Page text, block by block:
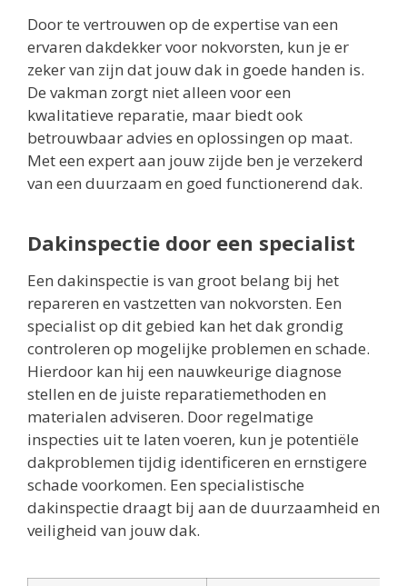
Door te vertrouwen op de expertise van een
ervaren dakdekker voor nokvorsten, kun je er
zeker van zijn dat jouw dak in goede handen is.
De vakman zorgt niet alleen voor een
kwalitatieve reparatie, maar biedt ook
betrouwbaar advies en oplossingen op maat.
Met een expert aan jouw zijde ben je verzekerd
van een duurzaam en goed functionerend dak.
Dakinspectie door een specialist
Een dakinspectie is van groot belang bij het
repareren en vastzetten van nokvorsten. Een
specialist op dit gebied kan het dak grondig
controleren op mogelijke problemen en schade.
Hierdoor kan hij een nauwkeurige diagnose
stellen en de juiste reparatiemethoden en
materialen adviseren. Door regelmatige
inspecties uit te laten voeren, kun je potentiële
dakproblemen tijdig identificeren en ernstigere
schade voorkomen. Een specialistische
dakinspectie draagt bij aan de duurzaamheid en
veiligheid van jouw dak.